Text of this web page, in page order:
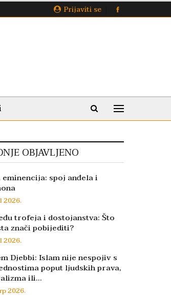
Prijaviti se
OBJAVLJENO
eminencija: spoj anđela i
2026.
trofeja i dostojanstva: Što
znači pobijediti?
2026.
Djebbi: Islam nije nespojiv s
poput ljudskih prava,
ili…
2026.